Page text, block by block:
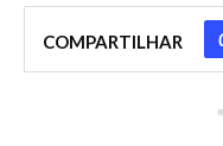
COMPARTILHAR